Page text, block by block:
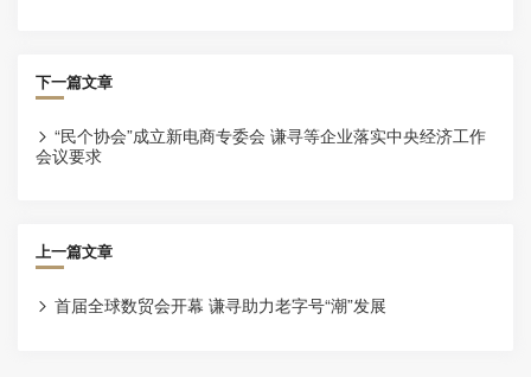
下一篇文章
 “民个协会”成立新电商专委会 谦寻等企业落实中央经济工作
会议要求
上一篇文章
 首届全球数贸会开幕 谦寻助力老字号“潮”发展